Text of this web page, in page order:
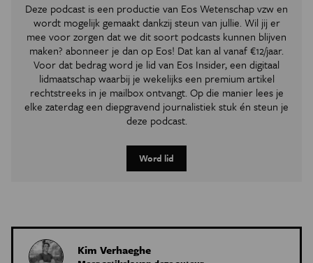
Deze podcast is een productie van Eos Wetenschap vzw en
wordt mogelijk gemaakt dankzij steun van jullie. Wil jij er
mee voor zorgen dat we dit soort podcasts kunnen blijven
maken? abonneer je dan op Eos! Dat kan al vanaf €12/jaar.
Voor dat bedrag word je lid van Eos Insider, een digitaal
lidmaatschap waarbij je wekelijks een premium artikel
rechtstreeks in je mailbox ontvangt. Op die manier lees je
elke zaterdag een diepgravend journalistiek stuk én steun je
deze podcast.
Word lid
Kim Verhaeghe